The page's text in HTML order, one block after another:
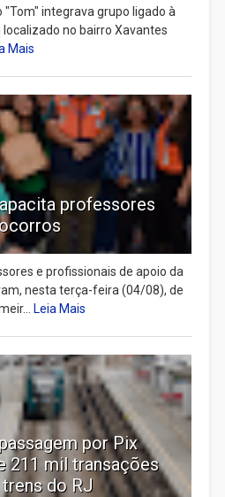
integrava grupo ligado à
no bairro Xavantes
Mais
professores
e profissionais de apoio da
nesta terça-feira (04/08), de
Leia Mais
por Pix
211 mil transações
do RJ